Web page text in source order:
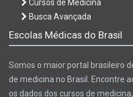
Cursos de Medicina
Busca Avançada
Escolas Médicas do Brasil
Somos o maior portal brasileiro
de medicina no Brasil. Encontre
os dados dos cursos de